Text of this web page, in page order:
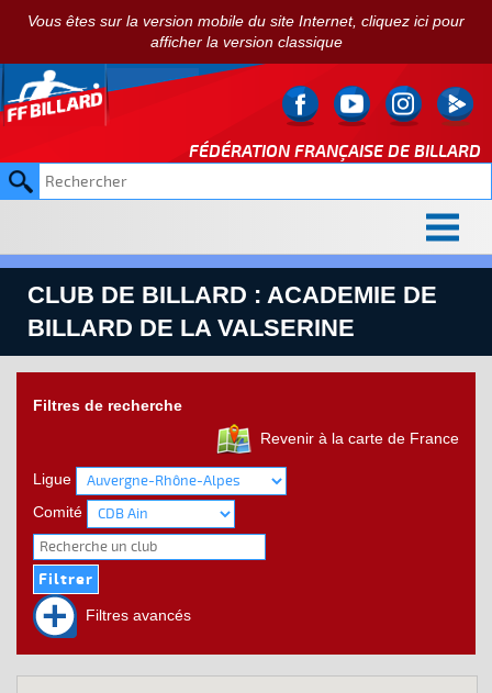
Vous êtes sur la version mobile du site Internet, cliquez ici pour
afficher la version classique
FÉDÉRATION FRANÇAISE DE BILLARD
CLUB DE BILLARD : ACADEMIE DE
BILLARD DE LA VALSERINE
Filtres de recherche
Revenir à la carte de France
Ligue
Comité
Filtres avancés